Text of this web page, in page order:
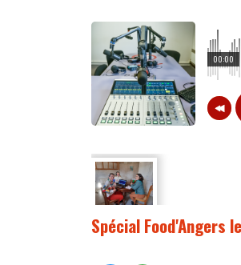
00:00
Spécial Food'Angers